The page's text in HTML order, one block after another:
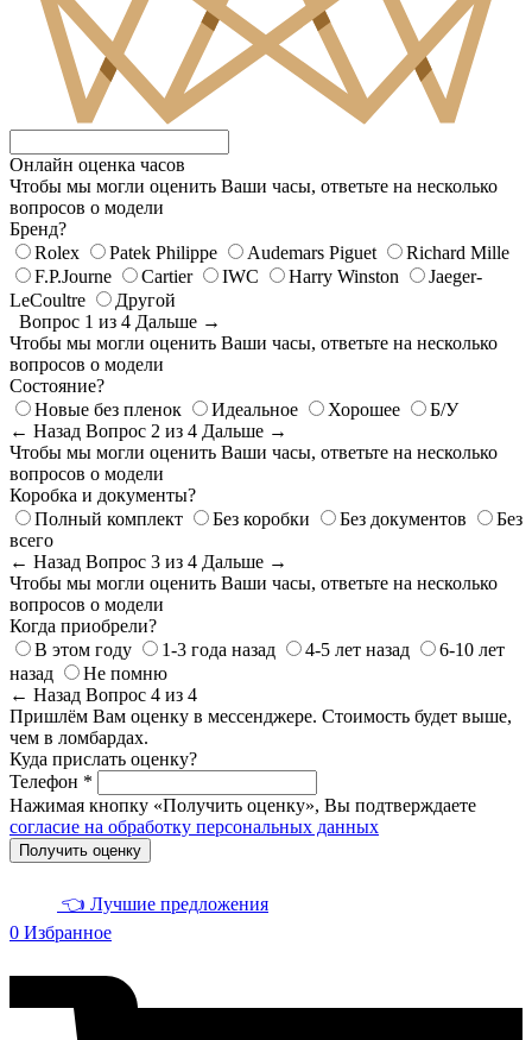
Онлайн оценка часов
Чтобы мы могли оценить Ваши часы, ответьте на несколько
вопросов о модели
Бренд?
Rolex
Patek Philippe Audemars Piguet
Richard Mille
F.P.Journe
Cartier IWC Harry Winston
Jaeger-
LeCoultre
Другой
Вопрос 1 из 4 Дальше →
Чтобы мы могли оценить Ваши часы, ответьте на несколько
вопросов о модели
Состояние?
Новые без пленок
Идеальное Хорошее
Б/У
← Назад Вопрос 2 из 4 Дальше →
Чтобы мы могли оценить Ваши часы, ответьте на несколько
вопросов о модели
Коробка и документы?
Полный комплект
Без коробки Без документов
Без
всего
← Назад Вопрос 3 из 4 Дальше →
Чтобы мы могли оценить Ваши часы, ответьте на несколько
вопросов о модели
Когда приобрели?
В этом году
1-3 года назад 4-5 лет назад
6-10 лет
назад
Не помню
← Назад Вопрос 4 из 4
Пришлём Вам оценку в мессенджере. Стоимость будет выше,
чем в ломбардах.
Куда прислать оценку?
Телефон *
Нажимая кнопку «Получить оценку», Вы подтверждаете
согласие на обработку персональных данных
Получить оценку
👈 Лучшие предложения
0 Избранное